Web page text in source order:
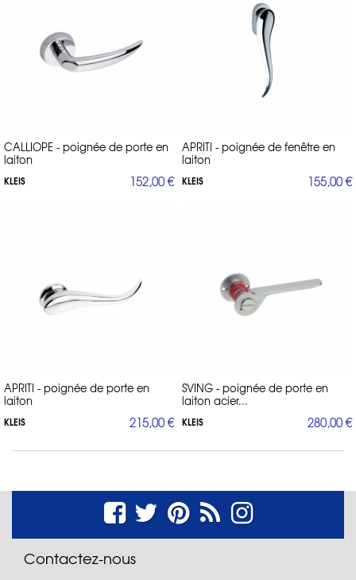
CALLIOPE - poignée de porte en
laiton
KLEIS 152,00 €
APRITI - poignée de fenêtre en
laiton
KLEIS 155,00 €
APRITI - poignée de porte en
laiton
KLEIS 215,00 €
SVING - poignée de porte en
laiton acier...
KLEIS 280,00 €
Contactez-nous